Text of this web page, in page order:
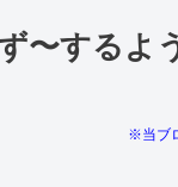
〜するよ
※当ブ